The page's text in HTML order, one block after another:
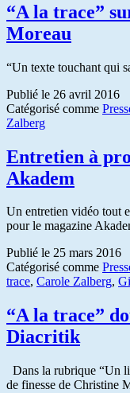
“A la trace”
Moreau
“Un texte touchant qui
Publié le 26 avril 2016
Catégorisé comme
Zalberg
Entretien à
Akadem
Un entretien vidéo tout
pour le magazine
Publié le 25 mars 2016
Catégorisé comme
trace, Carole Zalberg,
“A la trace”
Diacritik
Dans la rubrique “Un
de finesse de Christine